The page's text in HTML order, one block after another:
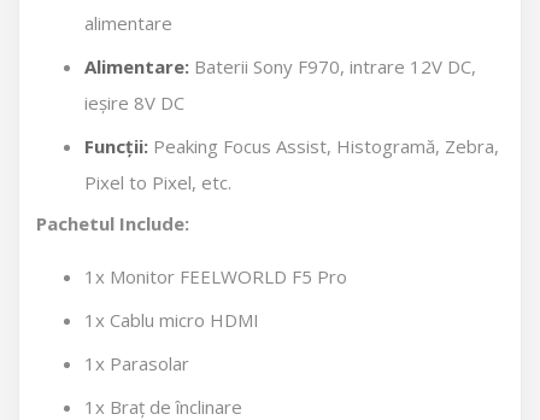
alimentare
Alimentare: Baterii Sony F970, intrare 12V DC,
ieșire 8V DC
Funcții: Peaking Focus Assist, Histogramă, Zebra,
Pixel to Pixel, etc.
Pachetul Include:
1x Monitor FEELWORLD F5 Pro
1x Cablu micro HDMI
1x Parasolar
1x Braț de înclinare